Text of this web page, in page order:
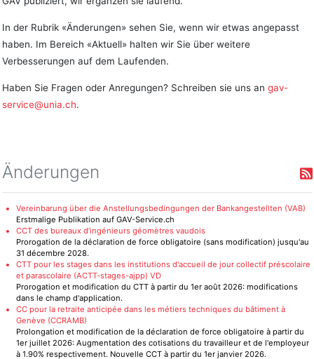
In der Rubrik «Änderungen» sehen Sie, wenn wir etwas angepasst
haben. Im Bereich «Aktuell» halten wir Sie über weitere
Verbesserungen auf dem Laufenden.
Haben Sie Fragen oder Anregungen? Schreiben sie uns an gav-
service@unia.ch.
Änderungen
Vereinbarung über die Anstellungsbedingungen der Bankangestellten (VAB)
Erstmalige Publikation auf GAV-Service.ch
CCT des bureaux d’ingénieurs géomètres vaudois
Prorogation de la déclaration de force obligatoire (sans modification) jusqu'au
31 décembre 2028.
CTT pour les stages dans les institutions d'accueil de jour collectif préscolaire
et parascolaire (ACTT-stages-ajpp) VD
Prorogation et modification du CTT à partir du 1er août 2026: modifications
dans le champ d'application.
CC pour la retraite anticipée dans les métiers techniques du bâtiment à
Genève (CCRAMB)
Prolongation et modification de la déclaration de force obligatoire à partir du
1er juillet 2026: Augmentation des cotisations du travailleur et de l'employeur
à 1.90% respectivement. Nouvelle CCT à partir du 1er janvier 2026.